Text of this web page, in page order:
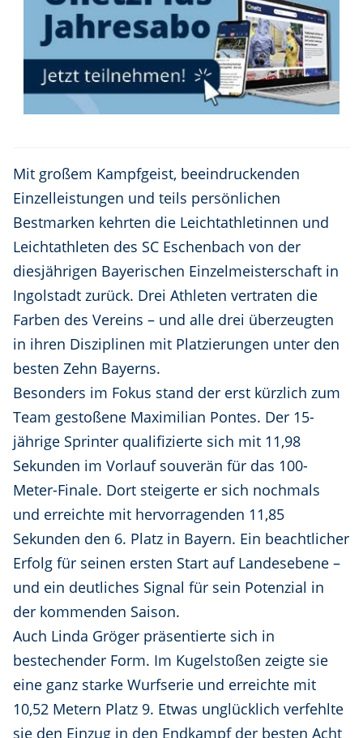
Mit großem Kampfgeist, beeindruckenden
Einzelleistungen und teils persönlichen
Bestmarken kehrten die Leichtathletinnen und
Leichtathleten des SC Eschenbach von der
diesjährigen Bayerischen Einzelmeisterschaft in
Ingolstadt zurück. Drei Athleten vertraten die
Farben des Vereins – und alle drei überzeugten
in ihren Disziplinen mit Platzierungen unter den
besten Zehn Bayerns.
Besonders im Fokus stand der erst kürzlich zum
Team gestoßene Maximilian Pontes. Der 15-
jährige Sprinter qualifizierte sich mit 11,98
Sekunden im Vorlauf souverän für das 100-
Meter-Finale. Dort steigerte er sich nochmals
und erreichte mit hervorragenden 11,85
Sekunden den 6. Platz in Bayern. Ein beachtlicher
Erfolg für seinen ersten Start auf Landesebene –
und ein deutliches Signal für sein Potenzial in
der kommenden Saison.
Auch Linda Gröger präsentierte sich in
bestechender Form. Im Kugelstoßen zeigte sie
eine ganz starke Wurfserie und erreichte mit
10,52 Metern Platz 9. Etwas unglücklich verfehlte
sie den Einzug in den Endkampf der besten Acht